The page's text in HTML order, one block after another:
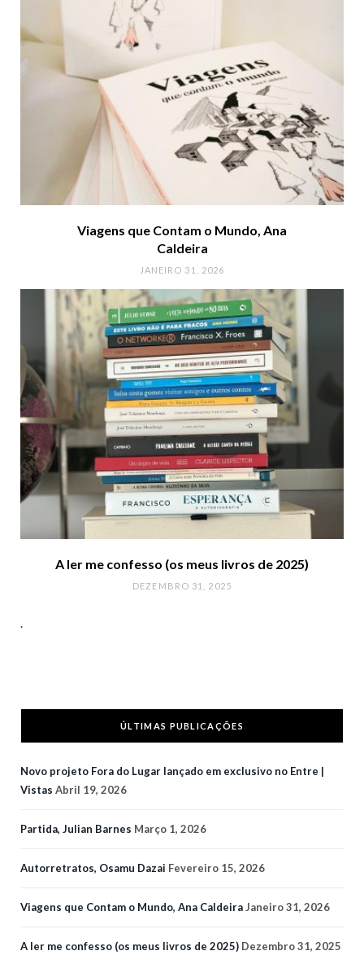
Viagens que Contam o Mundo, Ana
Caldeira
JANEIRO 31, 2026
A ler me confesso (os meus livros de 2025)
DEZEMBRO 31, 2025
.
ÚLTIMAS PUBLICAÇÕES
Novo projeto Fora do Lugar lançado em exclusivo no Entre |
Vistas Abril 19, 2026
Partida, Julian Barnes Março 1, 2026
Autorretratos, Osamu Dazai Fevereiro 15, 2026
Viagens que Contam o Mundo, Ana CaldeiraJaneiro 31, 2026
A ler me confesso (os meus livros de 2025) Dezembro 31, 2025